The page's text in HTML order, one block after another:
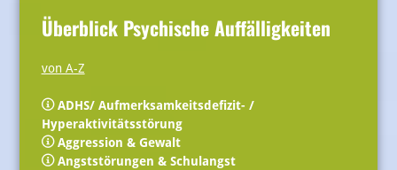
Überblick Psychische Auffälligkeiten
von A-Z
ADHS/ Aufmerksamkeitsdefizit- /
Hyperaktivitätsstörung
Aggression & Gewalt
Angststörungen & Schulangst